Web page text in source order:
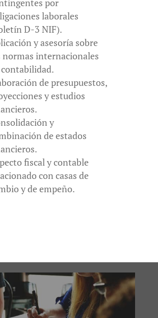
por
laborales
D-3 NIF).
y asesoría sobre
normas internacionales
de presupuestos,
y estudios
y
de estados
fiscal y contable
con casas de
y de empeño.